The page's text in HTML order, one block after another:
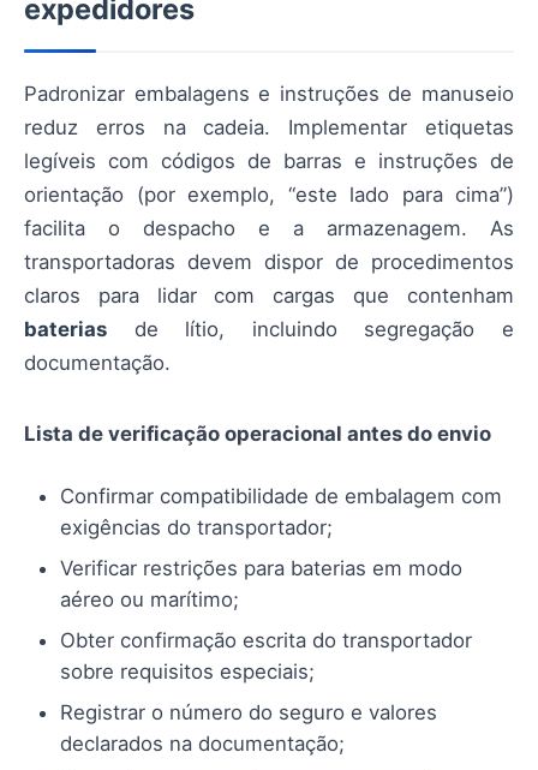
expedidores
Padronizar embalagens e instruções de manuseio
reduz erros na cadeia. Implementar etiquetas
legíveis com códigos de barras e instruções de
orientação (por exemplo, “este lado para cima”)
facilita o despacho e a armazenagem. As
transportadoras devem dispor de procedimentos
claros para lidar com cargas que contenham
baterias de lítio, incluindo segregação e
documentação.
Lista de verificação operacional antes do envio
Confirmar compatibilidade de embalagem com
exigências do transportador;
Verificar restrições para baterias em modo
aéreo ou marítimo;
Obter confirmação escrita do transportador
sobre requisitos especiais;
Registrar o número do seguro e valores
declarados na documentação;